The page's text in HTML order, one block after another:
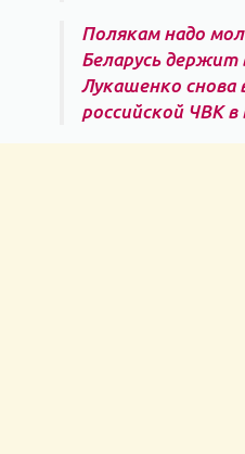
Полякам надо
Беларусь держит
Лукашенко снова
российской ЧВК в